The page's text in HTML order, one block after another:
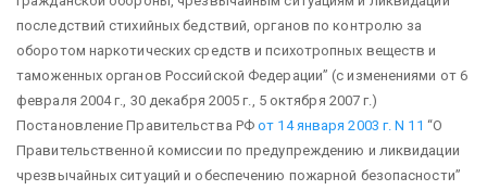
последствий стихийных бедствий, органов по контролю за
оборотом наркотических средств и психотропных веществ и
таможенных органов Российской Федерации” (с изменениями от 6
февраля 2004 г., 30 декабря 2005 г., 5 октября 2007 г.)
Постановление Правительства РФот 14 января 2003 г. N 11 “О
Правительственной комиссии по предупреждению и ликвидации
чрезвычайных ситуаций и обеспечению пожарной безопасности”